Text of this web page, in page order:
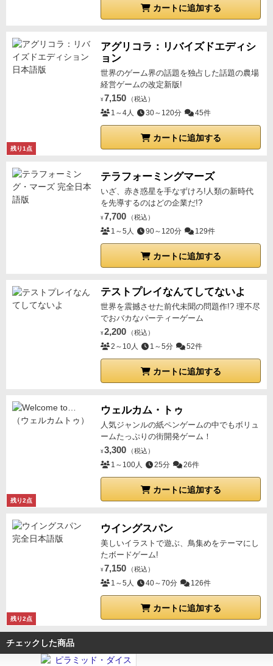
カートに追加する
残り1点
アグリコラ：リバイズドエディシ
ョン
世界のゲーム界の話題を独占した話題の農場
経営ゲームの改定新版!
¥ 7,150 （税込）
1～4人 30～120分 45件
カートに追加する
テラフォーミングマーズ
いざ、赤き惑星を手なずけろ!人類の新時代
を先導するのはどの企業だ!?
¥ 7,700 （税込）
1～5人 90～120分 129件
カートに追加する
テストプレイなんてしてないよ
世界を震撼させた前代未聞の問題作!? 理不尽
でおバカなパーティーゲーム
¥ 2,200 （税込）
2～10人 1～5分 52件
カートに追加する
残り2点
ウェルカム・トゥ
人気ジャンルの紙ペンゲームの中でもボリュ
ームたっぷりの街開発ゲーム！
¥ 3,300 （税込）
1～100人 25分 26件
カートに追加する
残り2点
ウイングスパン
美しいイラストで遊ぶ、鳥集めをテーマにし
たボードゲーム!
¥ 7,150 （税込）
1～5人 40～70分 126件
カートに追加する
チェックした商品